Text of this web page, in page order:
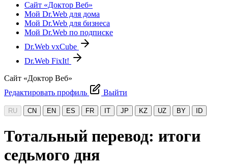
Сайт «Доктор Веб»
Мой Dr.Web для дома
Мой Dr.Web для бизнеса
Мой Dr.Web по подписке
Dr.Web vxCube
Dr.Web FixIt!
Сайт «Доктор Веб»
Редактировать профиль
Выйти
RU CN EN ES FR IT JP KZ UZ BY ID
Тотальный перевод: итоги
седьмого дня